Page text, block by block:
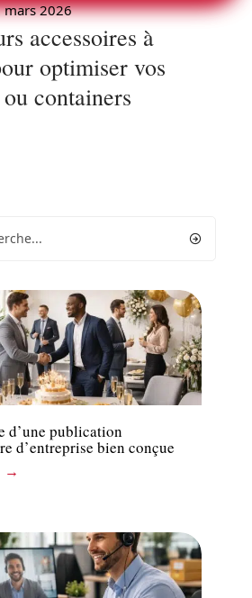
mars 2026
accessoires à
optimiser vos
containers
d’une publication
d’entreprise bien conçue